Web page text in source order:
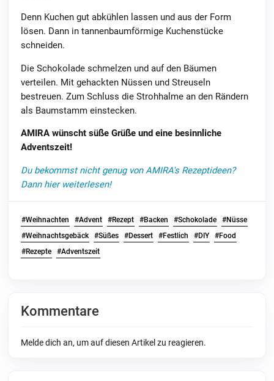
Denn Kuchen gut abkühlen lassen und aus der Form
lösen. Dann in tannenbaumförmige Kuchenstücke
schneiden.
Die Schokolade schmelzen und auf den Bäumen
verteilen. Mit gehackten Nüssen und Streuseln
bestreuen. Zum Schluss die Strohhalme an den Rändern
als Baumstamm einstecken.
AMIRA wünscht süße Grüße und eine besinnliche
Adventszeit!
Du bekommst nicht genug von AMIRA's Rezeptideen?
Dann hier weiterlesen!
#Weihnachten #Advent #Rezept #Backen #Schokolade
#Nüsse
#Weihnachtsgebäck
#Süßes #Dessert #Festlich #DIY
#Food
#Rezepte
#Adventszeit
Kommentare
Melde dich an, um auf diesen Artikel zu reagieren.